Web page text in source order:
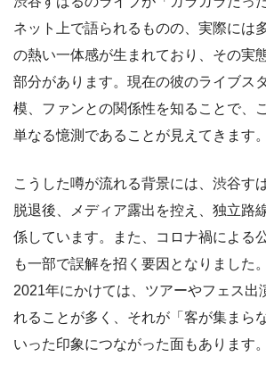
ネット上で語られるものの、実際には
の熱い一体感が生まれており、その実
部分があります。現在の彼のライブス
模、ファンとの関係性を知ることで、
単なる憶測であることが見えてきます。
こうした噂が流れる背景には、渋谷す
脱退後、メディア露出を控え、独立路
係しています。また、コロナ禍による
も一部で誤解を招く要因となりました
2021年にかけては、ツアーやフェス出
れることが多く、それが「客が集まら
いった印象につながった面もあります。